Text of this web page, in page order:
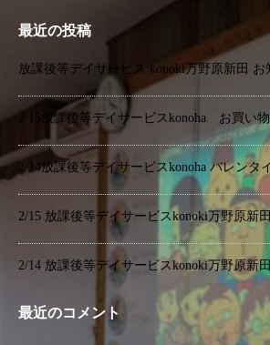
最近の投稿
放課後等デイサービス konoki万野原新田 お
2/15放課後等デイサービスkonoha お買い
2/14放課後等デイサービスkonoha バレンタ
2/15 放課後等デイサービスkonoki万野原新
2/14 放課後等デイサービスkonoki万野原新
最近のコメント